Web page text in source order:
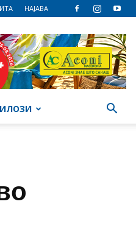
НАЈАВА